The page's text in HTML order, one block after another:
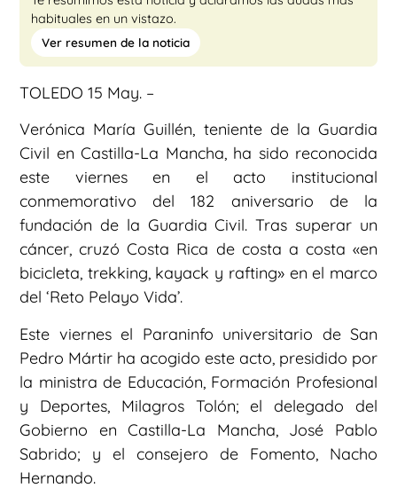
habituales en un vistazo.
Ver resumen de la noticia
TOLEDO 15 May. –
Verónica María Guillén, teniente de la Guardia
Civil en Castilla-La Mancha, ha sido reconocida
este viernes en el acto institucional
conmemorativo del 182 aniversario de la
fundación de la Guardia Civil. Tras superar un
cáncer, cruzó Costa Rica de costa a costa «en
bicicleta, trekking, kayack y rafting» en el marco
del ‘Reto Pelayo Vida’.
Este viernes el Paraninfo universitario de San
Pedro Mártir ha acogido este acto, presidido por
la ministra de Educación, Formación Profesional
y Deportes, Milagros Tolón; el delegado del
Gobierno en Castilla-La Mancha, José Pablo
Sabrido; y el consejero de Fomento, Nacho
Hernando.